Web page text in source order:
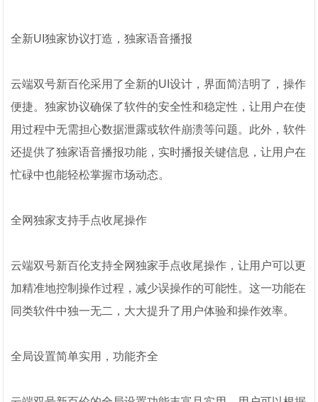
全新UI独家协议打造，独家语音播报
云端双号新百伦采用了全新的UI设计，界面简洁明了，操作
便捷。独家协议确保了软件的安全性和稳定性，让用户在使
用过程中无需担心数据泄露或软件崩溃等问题。此外，软件
还提供了独家语音播报功能，实时播报关键信息，让用户在
忙碌中也能轻松掌握市场动态。
全网独家支持手点收尾操作
云端双号新百伦支持全网独家手点收尾操作，让用户可以更
加精准地控制操作过程，减少误操作的可能性。这一功能在
同类软件中独一无二，大大提升了用户体验和操作效率。
全局设置简单实用，功能齐全